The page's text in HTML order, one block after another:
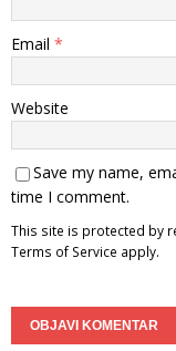
Email *
Website
Save my name,
time I comment.
This site is protected by
Terms of Service apply.